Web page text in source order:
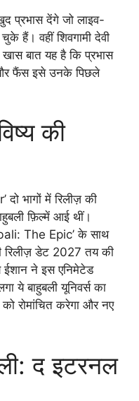
प्रभास देंगे जो लाइव-
हैं। वहीं शिवगामी देवी
बात यह है कि प्रभास
और फैंस इसे उनके पिछले
की
भागों में रिलीज़ की
फ़िल्में आई थीं।
The Epic’ के साथ
रिलीज़ डेट 2027 तय की
ईशान ने इस एनिमेटेड
ये बाहुबली यूनिवर्स का
रोमांचित करेगा और नए
द इटरनल